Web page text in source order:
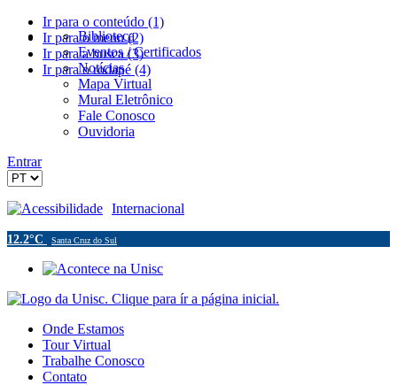
Ir para o conteúdo (1)
Ir para o menu (2)
Ir para a busca (3)
Ir para o rodapé (4)
Biblioteca
Eventos / Certificados
Notícias
Mapa Virtual
Mural Eletrônico
Fale Conosco
Ouvidoria
Entrar
Acessibilidade Internacional
12.2°C Santa Cruz do Sul
Onde Estamos
Tour Virtual
Trabalhe Conosco
Contato